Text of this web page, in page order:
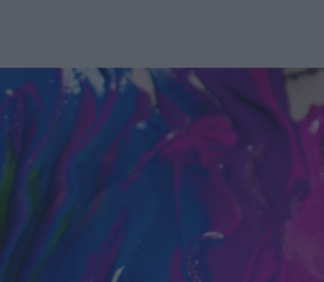
Χωρίς Ταμπέλες
Market News